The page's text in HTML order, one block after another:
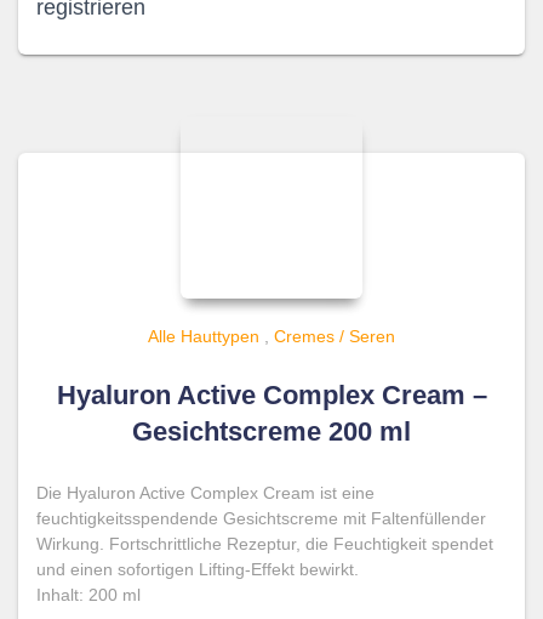
registrieren
Alle Hauttypen Cremes / Seren
Hyaluron Active Complex Cream –
Gesichtscreme 200 ml
Die Hyaluron Active Complex Cream ist eine
feuchtigkeitsspendende Gesichtscreme mit Faltenfüllender
Wirkung. Fortschrittliche Rezeptur, die Feuchtigkeit spendet
und einen sofortigen Lifting-Effekt bewirkt.
Inhalt: 200 ml